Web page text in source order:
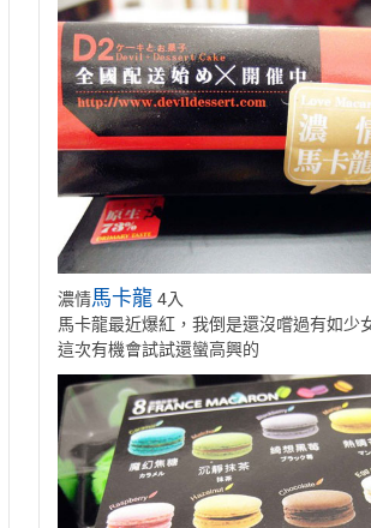
濃情馬卡龍4入
馬卡龍最近爆紅，我倒是還沒嚐過有如少
這次有機會試試還蠻高興的